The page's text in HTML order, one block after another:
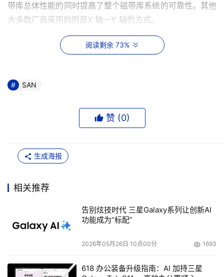
带库总体性能的同时提高了整个磁带库系统的可靠性。其他
大多数厂商采用的则是X 轴－Y 轴的方式。
2.磁带库分区
配给不同的平台，这些驱动器及插槽只能被分配的主机使
机控制。控制顺序遵循先来先控制的原则。磁带库分区的前
提条件是此磁带机是多通道结构。
3.磁带库连接
将数个甚至数十个磁带库连接起来，从而可以形成一个超大
其他的磁带库，在磁带库之间进行磁带交换时需要使用机械
装置来完成。
阅读剩余 73%
SAN
赞 (0)
生成海报
相关推荐
告别炫技时代 三星Galaxy系列让创新AI
功能成为“标配”
2026年05月26日 10点00分 1693
618 办公装备升级指南：AI 加持三星